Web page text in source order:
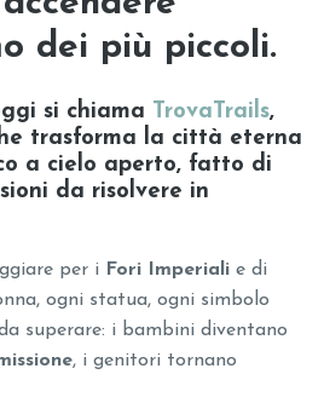
dei più piccoli.
si chiama TrovaTrails,
trasforma la città eterna
a cielo aperto, fatto di
da risolvere in
per i Fori Imperiali e di
ogni statua, ogni simbolo
superare: i bambini diventano
, i genitori tornano